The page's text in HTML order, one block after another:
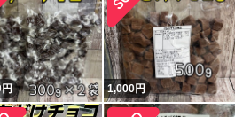
円 1,000円